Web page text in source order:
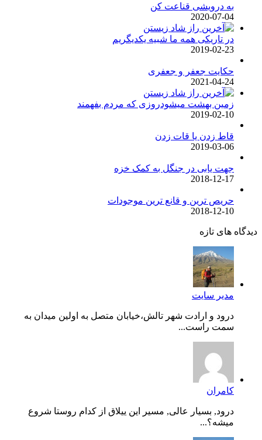
به درویشی قناعت کن
2020-07-04
در تاریکی همه ما شبیه یکدیگریم
2019-02-23
حکایت جعفر و جعفری
2021-04-24
زمین بهشت میشودروزی که مردم بفهمند
2019-02-10
قاط زدن یا قات زدن
2019-03-06
جهت یابی در جنگل به کمک خزه
2018-12-17
حریص ترین و قانع ترین موجودات
2018-12-10
دیدگاه های تازه
مدیر سایت
درود و ارادت شهر تالش،خیابان متصل به اولین میدان به
سمت راست...
کامران
درود, بسیار عالی, مسیر این ییلاق از کدام روستا شروع
میشه؟...